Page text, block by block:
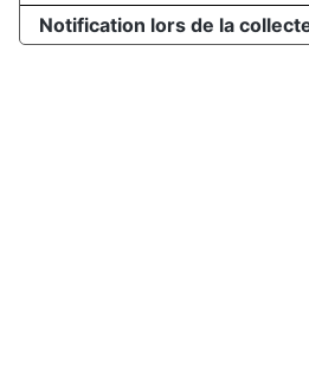
Notification lors de la